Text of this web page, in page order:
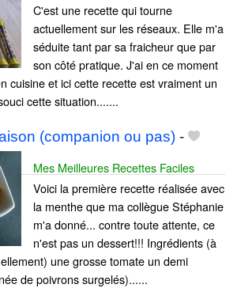
C'est une recette qui tourne
actuellement sur les réseaux. Elle m'a
séduite tant par sa fraicheur que par
son côté pratique. J'ai en ce moment
cuisine et ici cette recette est vraiment un
cette situation.......
(companion ou pas) -
Mes Meilleures Recettes Faciles
Voici la première recette réalisée avec
la menthe que ma collègue Stéphanie
m'a donné... contre toute attente, ce
n'est pas un dessert!!! Ingrédients (à
une grosse tomate un demi
de poivrons surgelés)......